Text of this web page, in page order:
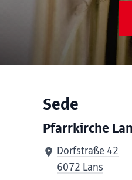
Sede
Pfarrkirche
Dorfstraße 42
6072 Lans